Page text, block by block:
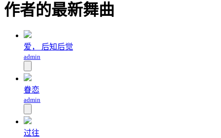
作者的最新舞曲
爱， 后知后觉
admin
眷恋
admin
过往